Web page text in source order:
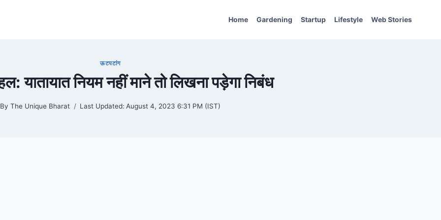
Home Gardening Startup Lifestyle Web Stories
ऊटपटांग
यातायात नियम नहीं माने तो लिखना पड़ेगा निबंध
By The Unique Bharat Last Updated: August 4, 2023 6:31 PM (IST)